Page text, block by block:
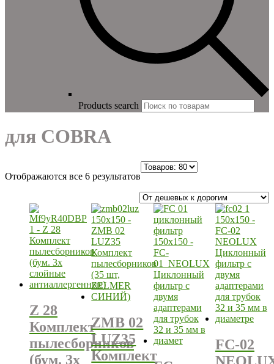
Products search
для COBRA
Отображаются все 6 результатов
Z 28
Комплект
пылесборников
(бум. 3х
ZMB 02
LUZ35
Комплект
FC-02